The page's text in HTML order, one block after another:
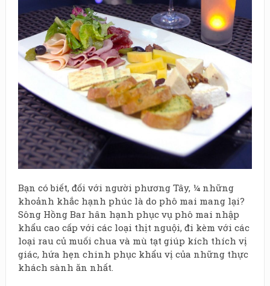
Bạn có biết, đối với người phương Tây, ¼ những
khoảnh khắc hạnh phúc là do phô mai mang lại?
Sông Hồng Bar hân hạnh phục vụ phô mai nhập
khẩu cao cấp với các loại thịt nguội, đi kèm với các
loại rau củ muối chua và mù tạt giúp kích thích vị
giác, hứa hẹn chinh phục khẩu vị của những thực
khách sành ăn nhất.